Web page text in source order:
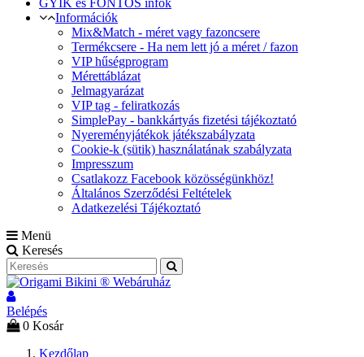
GYIK és FONTOS infók
Információk
Mix&Match - méret vagy fazoncsere
Termékcsere - Ha nem lett jó a méret / fazon
VIP hűségprogram
Mérettáblázat
Jelmagyarázat
VIP tag - feliratkozás
SimplePay - bankkártyás fizetési tájékoztató
Nyereményjátékok játékszabályzata
Cookie-k (sütik) használatának szabályzata
Impresszum
Csatlakozz Facebook közösségünkhöz!
Általános Szerződési Feltételek
Adatkezelési Tájékoztató
Menü
Keresés
Belépés
0 Kosár
Kezdőlap